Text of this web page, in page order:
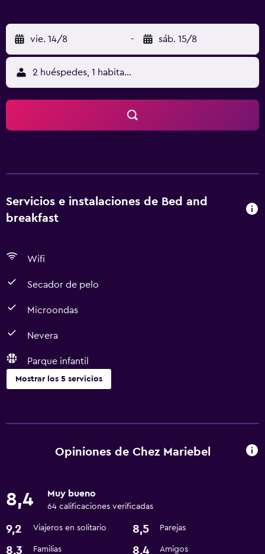
vie. 14/8 - sáb. 15/8
2 huéspedes, 1 habitación
Servicios e instalaciones de Bed and
breakfast
Wifi
Secador de pelo
Microondas
Nevera
Parque infantil
Mostrar los 5 servicios
Microondas
Secador de pelo
Ideal para familias
Parque infantil
Opiniones de Chez Mariebel
8,4 Muy bueno
64 calificaciones verificadas
9,2 Viajeros en solitario 8,5 Parejas
8,3 Familias 8,4 Amigos